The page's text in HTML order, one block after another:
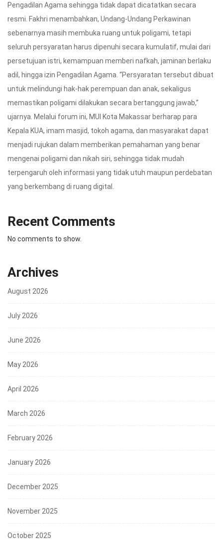
Pengadilan Agama sehingga tidak dapat dicatatkan secara
resmi. Fakhri menambahkan, Undang-Undang Perkawinan
sebenarnya masih membuka ruang untuk poligami, tetapi
seluruh persyaratan harus dipenuhi secara kumulatif, mulai dari
persetujuan istri, kemampuan memberi nafkah, jaminan berlaku
adil, hingga izin Pengadilan Agama. “Persyaratan tersebut dibuat
untuk melindungi hak-hak perempuan dan anak, sekaligus
memastikan poligami dilakukan secara bertanggung jawab,”
ujarnya. Melalui forum ini, MUI Kota Makassar berharap para
Kepala KUA, imam masjid, tokoh agama, dan masyarakat dapat
menjadi rujukan dalam memberikan pemahaman yang benar
mengenai poligami dan nikah siri, sehingga tidak mudah
terpengaruh oleh informasi yang tidak utuh maupun perdebatan
yang berkembang di ruang digital.
Recent Comments
No comments to show.
Archives
August 2026
July 2026
June 2026
May 2026
April 2026
March 2026
February 2026
January 2026
December 2025
November 2025
October 2025